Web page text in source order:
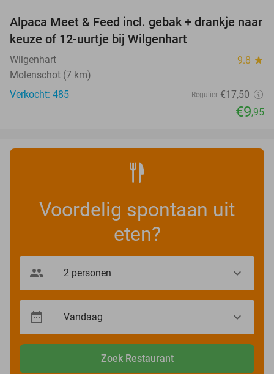
43%
Alpaca Meet & Feed incl. gebak + drankje naar
keuze of 12-uurtje bij Wilgenhart
Wilgenhart 9.8 star
Molenschot (7 km)
Verkocht: 485
Regulier €17,50
€9,95
Voordelig spontaan uit
eten?
Zoek Restaurant